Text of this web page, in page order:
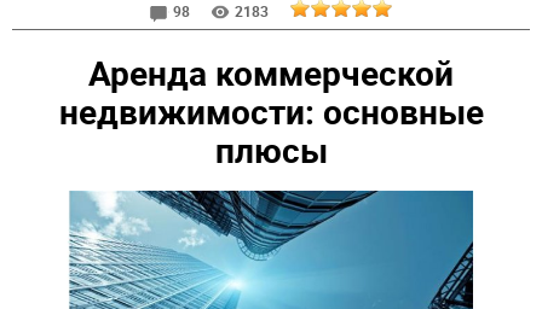
98
2183
Аренда коммерческой
недвижимости: основные
плюсы